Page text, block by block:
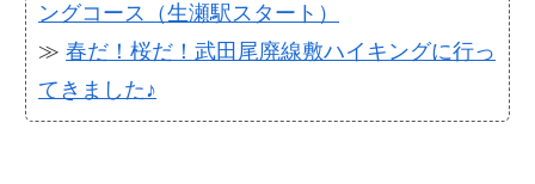
ングコース（生瀬駅スタート）
≫ 春だ！桜だ！武田尾廃線敷ハイキングに行っ
てきました♪